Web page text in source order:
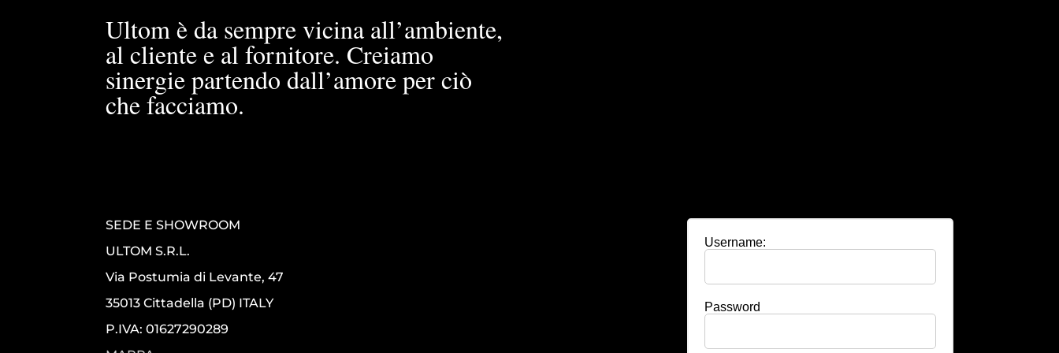
Ultom è da sempre vicina all’ambiente,
al cliente e al fornitore. Creiamo
sinergie partendo dall’amore per ciò
che facciamo.
SEDE E SHOWROOM
ULTOM S.R.L.
Via Postumia di Levante, 47
35013 Cittadella (PD) ITALY
P.IVA: 01627290289
Username:
Password